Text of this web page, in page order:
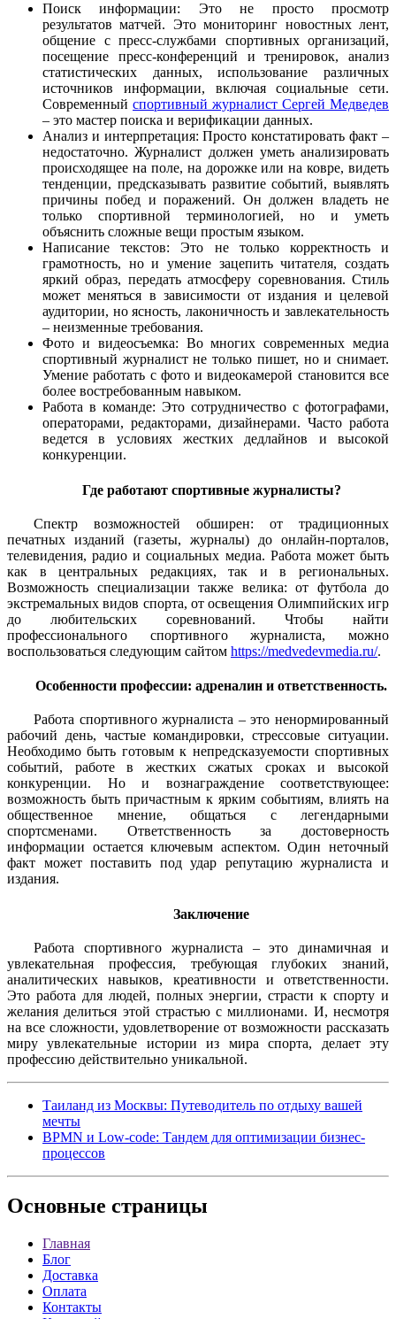
Поиск информации: Это не просто просмотр
результатов матчей. Это мониторинг новостных лент,
общение с пресс-службами спортивных организаций,
посещение пресс-конференций и тренировок, анализ
статистических данных, использование различных
источников информации, включая социальные сети.
Современный спортивный журналист Сергей Медведев
– это мастер поиска и верификации данных.
Анализ и интерпретация: Просто констатировать факт –
недостаточно. Журналист должен уметь анализировать
происходящее на поле, на дорожке или на ковре, видеть
тенденции, предсказывать развитие событий, выявлять
причины побед и поражений. Он должен владеть не
только спортивной терминологией, но и уметь
объяснить сложные вещи простым языком.
Написание текстов: Это не только корректность и
грамотность, но и умение зацепить читателя, создать
яркий образ, передать атмосферу соревнования. Стиль
может меняться в зависимости от издания и целевой
аудитории, но ясность, лаконичность и завлекательность
– неизменные требования.
Фото и видеосъемка: Во многих современных медиа
спортивный журналист не только пишет, но и снимает.
Умение работать с фото и видеокамерой становится все
более востребованным навыком.
Работа в команде: Это сотрудничество с фотографами,
операторами, редакторами, дизайнерами. Часто работа
ведется в условиях жестких дедлайнов и высокой
конкуренции.
Где работают спортивные журналисты?
Спектр возможностей обширен: от традиционных
печатных изданий (газеты, журналы) до онлайн-порталов,
телевидения, радио и социальных медиа. Работа может быть
как в центральных редакциях, так и в региональных.
Возможность специализации также велика: от футбола до
экстремальных видов спорта, от освещения Олимпийских игр
до любительских соревнований. Чтобы найти
профессионального спортивного журналиста, можно
воспользоваться следующим сайтом https://medvedevmedia.ru/.
Особенности профессии: адреналин и ответственность.
Работа спортивного журналиста – это ненормированный
рабочий день, частые командировки, стрессовые ситуации.
Необходимо быть готовым к непредсказуемости спортивных
событий, работе в жестких сжатых сроках и высокой
конкуренции. Но и вознаграждение соответствующее:
возможность быть причастным к ярким событиям, влиять на
общественное мнение, общаться с легендарными
спортсменами. Ответственность за достоверность
информации остается ключевым аспектом. Один неточный
факт может поставить под удар репутацию журналиста и
издания.
Заключение
Работа спортивного журналиста – это динамичная и
увлекательная профессия, требующая глубоких знаний,
аналитических навыков, креативности и ответственности.
Это работа для людей, полных энергии, страсти к спорту и
желания делиться этой страстью с миллионами. И, несмотря
на все сложности, удовлетворение от возможности рассказать
миру увлекательные истории из мира спорта, делает эту
профессию действительно уникальной.
Таиланд из Москвы: Путеводитель по отдыху вашей
мечты
BPMN и Low-code: Тандем для оптимизации бизнес-
процессов
Основные страницы
Главная
Блог
Доставка
Оплата
Контакты